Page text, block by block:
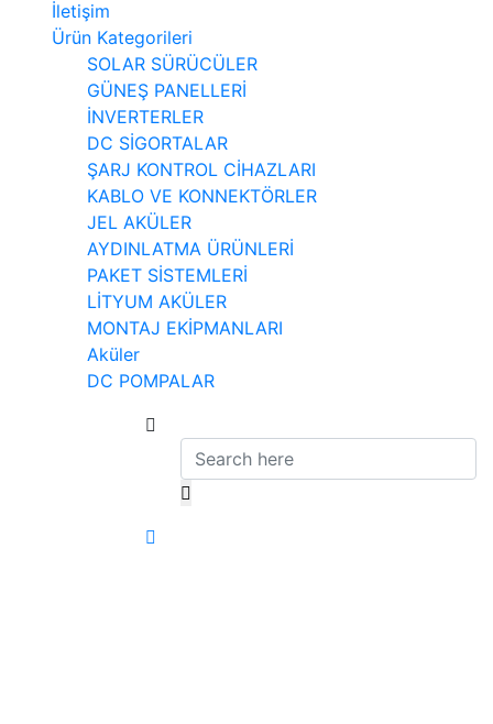
İletişim
Ürün Kategorileri
SOLAR SÜRÜCÜLER
GÜNEŞ PANELLERİ
İNVERTERLER
DC SİGORTALAR
ŞARJ KONTROL CİHAZLARI
KABLO VE KONNEKTÖRLER
JEL AKÜLER
AYDINLATMA ÜRÜNLERİ
PAKET SİSTEMLERİ
LİTYUM AKÜLER
MONTAJ EKİPMANLARI
Aküler
DC POMPALAR